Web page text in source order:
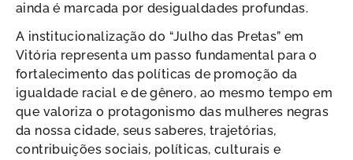
ainda é marcada por desigualdades profundas.
A institucionalização do “Julho das Pretas” em
Vitória representa um passo fundamental para o
fortalecimento das políticas de promoção da
igualdade racial e de gênero, ao mesmo tempo em
que valoriza o protagonismo das mulheres negras
da nossa cidade, seus saberes, trajetórias,
contribuições sociais, políticas, culturais e